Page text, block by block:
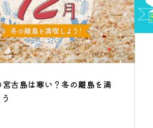
古島は寒い？冬の離島を満